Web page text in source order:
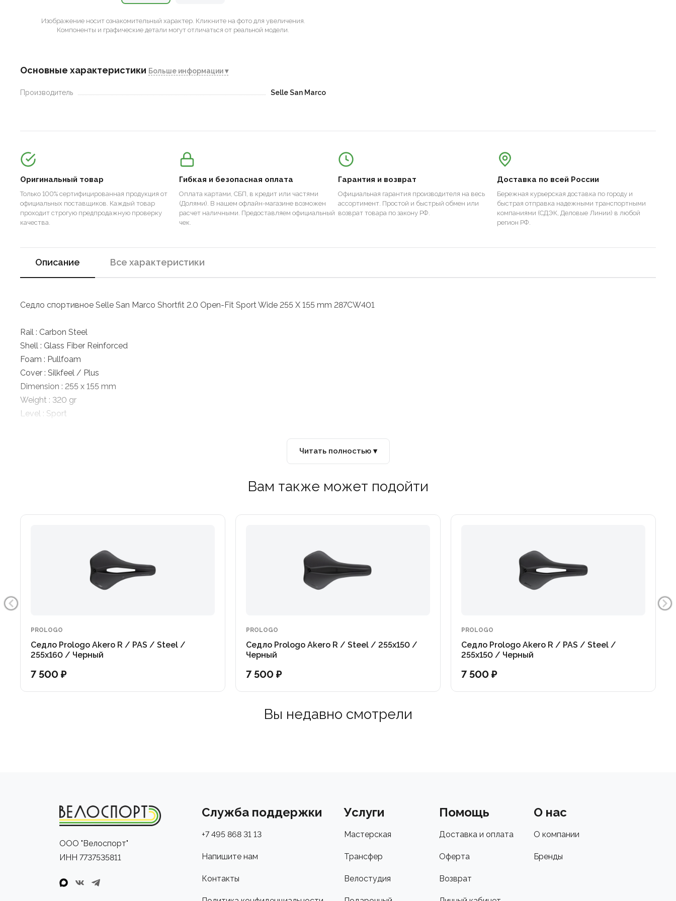
Изображение носит ознакомительный характер. Кликните на фото для увеличения.
Компоненты и графические детали могут отличаться от реальной модели.
Основные характеристики Больше информации ▾
Производитель Selle San Marco
Оригинальный товар
Только 100% сертифицированная продукция от
официальных поставщиков. Каждый товар
проходит строгую предпродажную проверку
качества.
Гибкая и безопасная оплата
Оплата картами, СБП, в кредит или частями
(Долями). В нашем офлайн-магазине возможен
расчет наличными. Предоставляем официальный
чек.
Гарантия и возврат
Официальная гарантия производителя на весь
ассортимент. Простой и быстрый обмен или
возврат товара по закону РФ.
Доставка по всей России
Бережная курьерская доставка по городу и
быстрая отправка надежными транспортными
компаниями (СДЭК, Деловые Линии) в любой
регион РФ.
Описание Все характеристики
Седло спортивное Selle San Marco Shortfit 2.0 Open-Fit Sport Wide 255 X 155 mm 287CW401
Rail : Carbon Steel
Shell : Glass Fiber Reinforced
Foam : Pullfoam
Cover : Silkfeel / Plus
Dimension : 255 x 155 mm
Weight : 320 gr
Level : Sport
Читать полностью ▾
Вам также может подойти
PROLOGO
Седло Prologo Akero R / PAS / Steel /
255x160 / Черный
7 500 ₽
PROLOGO
Седло Prologo Akero R / Steel / 255x150 /
Черный
7 500 ₽
PROLOGO
Седло Prologo Akero R / PAS / Steel /
255x150 / Черный
7 500 ₽
Вы недавно смотрели
ООО "Велоспорт"
ИНН 7737535811
Служба поддержки
+7 495 868 31 13
Напишите нам
Контакты
Услуги
Мастерская
Трансфер
Велостудия
Помощь
Доставка и оплата
Оферта
Возврат
О нас
О компании
Бренды